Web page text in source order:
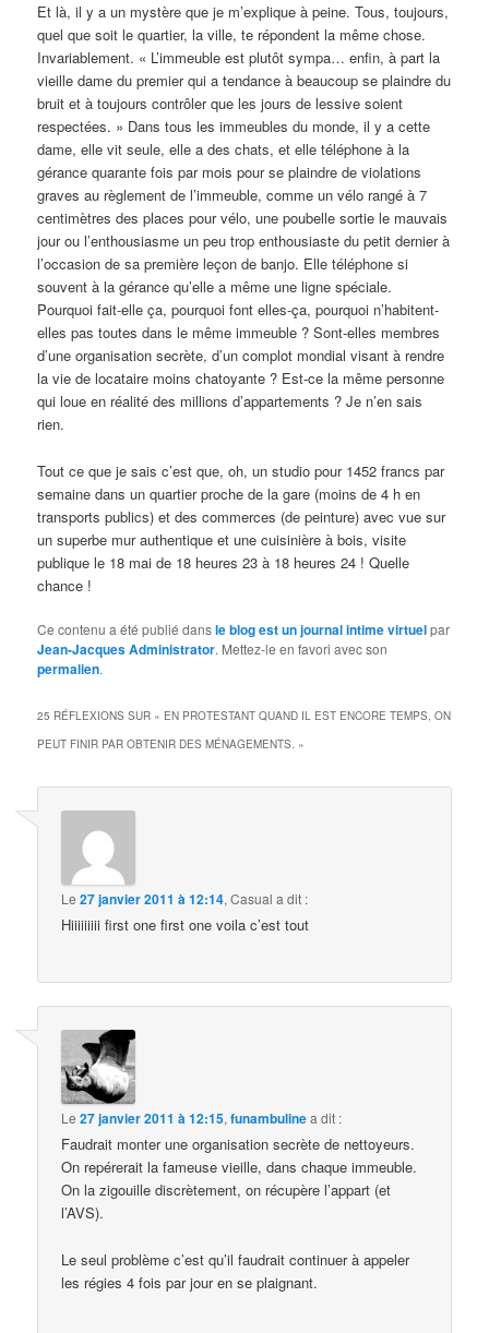
Et là, il y a un mystère que je m’explique à peine. Tous, toujours,
quel que soit le quartier, la ville, te répondent la même chose.
Invariablement. « L’immeuble est plutôt sympa… enfin, à part la
vieille dame du premier qui a tendance à beaucoup se plaindre du
bruit et à toujours contrôler que les jours de lessive soient
respectées. » Dans tous les immeubles du monde, il y a cette
dame, elle vit seule, elle a des chats, et elle téléphone à la
gérance quarante fois par mois pour se plaindre de violations
graves au règlement de l’immeuble, comme un vélo rangé à 7
centimètres des places pour vélo, une poubelle sortie le mauvais
jour ou l’enthousiasme un peu trop enthousiaste du petit dernier à
l’occasion de sa première leçon de banjo. Elle téléphone si
souvent à la gérance qu’elle a même une ligne spéciale.
Pourquoi fait-elle ça, pourquoi font elles-ça, pourquoi n’habitent-
elles pas toutes dans le même immeuble ? Sont-elles membres
d’une organisation secrète, d’un complot mondial visant à rendre
la vie de locataire moins chatoyante ? Est-ce la même personne
qui loue en réalité des millions d’appartements ? Je n’en sais
rien.
Tout ce que je sais c’est que, oh, un studio pour 1452 francs par
semaine dans un quartier proche de la gare (moins de 4 h en
transports publics) et des commerces (de peinture) avec vue sur
un superbe mur authentique et une cuisinière à bois, visite
publique le 18 mai de 18 heures 23 à 18 heures 24 ! Quelle
chance !
Ce contenu a été publié dansle blog est un journal intime virtuelpar
Jean-Jacques Administrator. Mettez-le en favori avec son
permalien.
25 RÉFLEXIONS SUR « EN PROTESTANT QUAND IL EST ENCORE TEMPS, ON
PEUT FINIR PAR OBTENIR DES MÉNAGEMENTS. »
Le27 janvier 2011 à 12:14,Casual a dit :
Hiiiiiiiii first one first one voila c’est tout
Le27 janvier 2011 à 12:15,funambulinea dit :
Faudrait monter une organisation secrète de nettoyeurs.
On repérerait la fameuse vieille, dans chaque immeuble.
On la zigouille discrètement, on récupère l’appart (et
l’AVS).
Le seul problème c’est qu’il faudrait continuer à appeler
les régies 4 fois par jour en se plaignant.